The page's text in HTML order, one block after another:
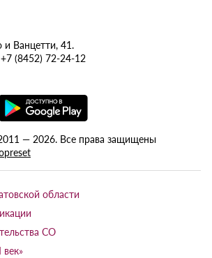
и Ванцетти, 41.
(8452) 72-24-12
— 2026. Все права защищены
области
СО